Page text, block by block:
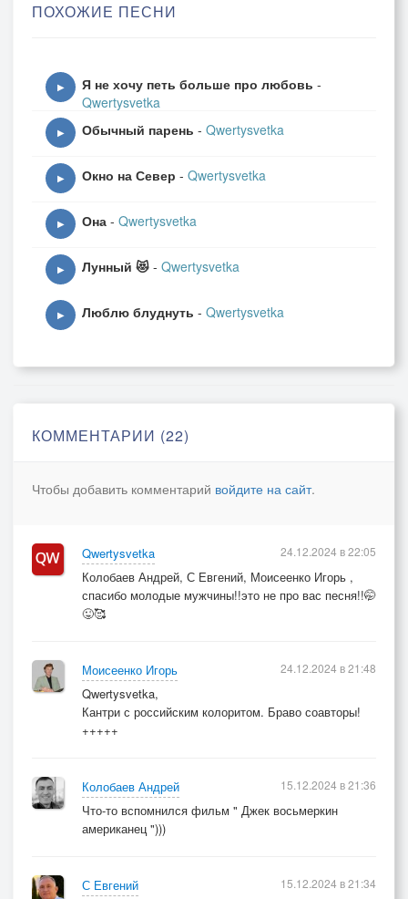
ПОХОЖИЕ ПЕСНИ
▶ Я не хочу петь больше про любовь -
Qwertysvetka
▶ Обычный парень - Qwertysvetka
▶ Окно на Север - Qwertysvetka
▶ Она - Qwertysvetka
▶ Лунный 😻 - Qwertysvetka
▶ Люблю блуднуть - Qwertysvetka
КОММЕНТАРИИ (22)
Чтобы добавить комментарий войдите на сайт.
Qwertysvetka
Колобаев Андрей, С Евгений, Моисеенко Игорь ,
спасибо молодые мужчины!!это не про вас песня!!🤭
😜🥰
24.12.2024 в 22:05
Моисеенко Игорь
Qwertysvetka,
Кантри с российским колоритом. Браво соавторы!
+++++
24.12.2024 в 21:48
Колобаев Андрей
Что-то вспомнился фильм " Джек восьмеркин
американец ")))
15.12.2024 в 21:36
С Евгений
15.12.2024 в 21:34